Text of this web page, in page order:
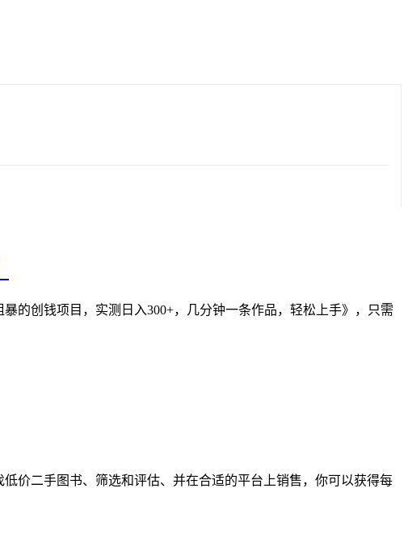
的创钱项目，实测日入300+，几分钟一条作品，轻松上手》，只需
价二手图书、筛选和评估、并在合适的平台上销售，你可以获得每